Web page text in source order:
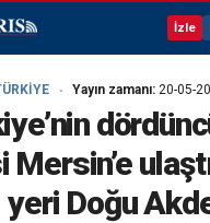
İzle
Yayın zamanı: 20-05-
Mersin’e
yeri Doğu